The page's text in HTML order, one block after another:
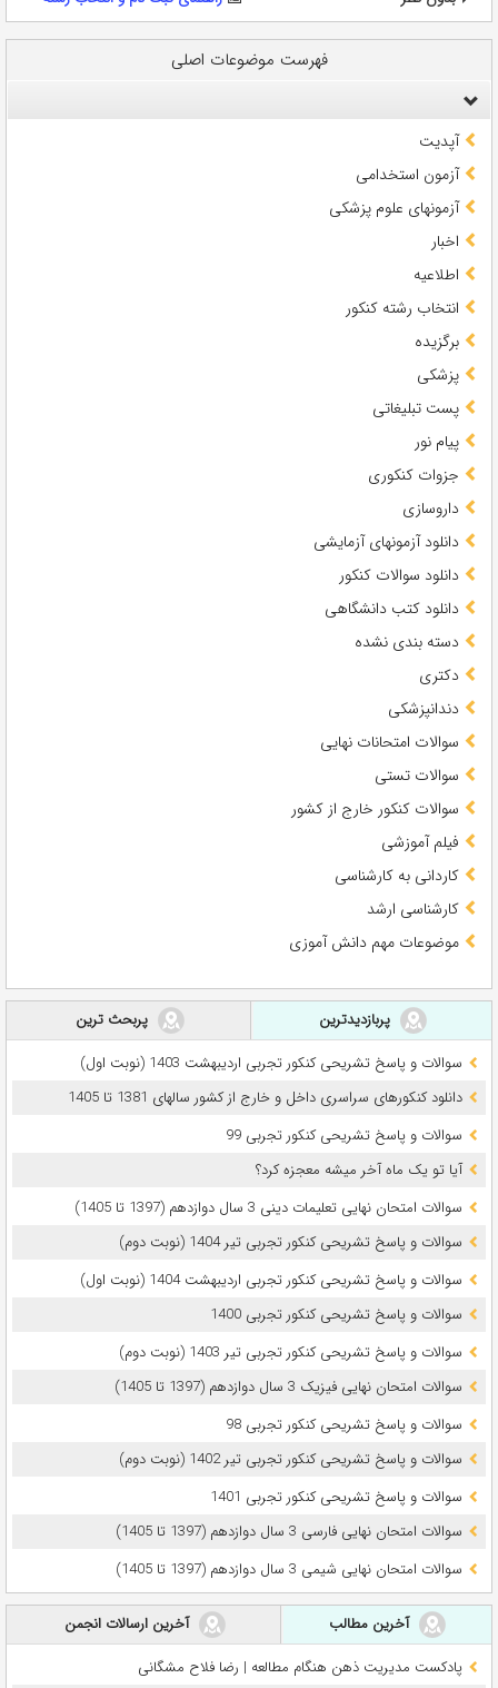
فهرست موضوعات اصلی
آپدیت
آزمون استخدامی
آزمونهای علوم پزشکی
اخبار
اطلاعیه
انتخاب رشته کنکور
برگزیده
پزشکی
پست تبلیغاتی
پیام نور
جزوات کنکوری
داروسازی
دانلود آزمونهای آزمایشی
دانلود سوالات کنکور
دانلود کتب دانشگاهی
دسته بندی نشده
دکتری
دندانپزشکی
سوالات امتحانات نهایی
سوالات تستی
سوالات کنکور خارج از کشور
فیلم آموزشی
کاردانی به کارشناسی
کارشناسی ارشد
موضوعات مهم دانش آموزی
پربازدیدترین
پربحث ترین
سوالات و پاسخ تشریحی کنکور تجربی اردیبهشت 1403 (نوبت اول)
دانلود کنکورهای سراسری داخل و خارج از کشور سالهای 1381 تا 1405
سوالات و پاسخ تشریحی کنکور تجربی 99
آیا تو یک ماه آخر میشه معجزه کرد؟
سوالات امتحان نهایی تعلیمات دینی 3 سال دوازدهم (1397 تا 1405)
سوالات و پاسخ تشریحی کنکور تجربی تیر 1404 (نوبت دوم)
سوالات و پاسخ تشریحی کنکور تجربی اردیبهشت 1404 (نوبت اول)
سوالات و پاسخ تشریحی کنکور تجربی 1400
سوالات و پاسخ تشریحی کنکور تجربی تیر 1403 (نوبت دوم)
سوالات امتحان نهایی فیزیک 3 سال دوازدهم (1397 تا 1405)
سوالات و پاسخ تشریحی کنکور تجربی 98
سوالات و پاسخ تشریحی کنکور تجربی تیر 1402 (نوبت دوم)
سوالات و پاسخ تشریحی کنکور تجربی 1401
سوالات امتحان نهایی فارسی 3 سال دوازدهم (1397 تا 1405)
سوالات امتحان نهایی شیمی 3 سال دوازدهم (1397 تا 1405)
آخرین مطالب
آخرین ارسالات انجمن
پادکست مدیریت ذهن هنگام مطالعه | رضا فلاح مشگانی